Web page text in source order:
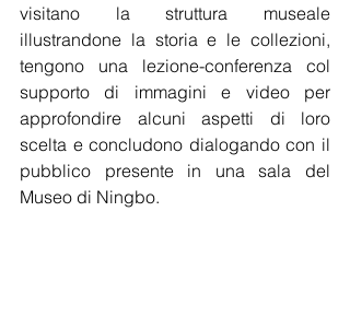
visitano la struttura museale
illustrandone la storia e le collezioni,
tengono una lezione-conferenza col
supporto di immagini e video per
approfondire alcuni aspetti di loro
scelta e concludono dialogando con il
pubblico presente in una sala del
Museo di Ningbo.